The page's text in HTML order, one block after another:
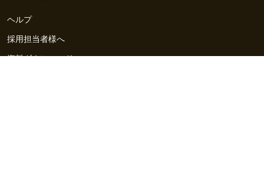
ヘルプ
採用担当者様へ
資料ダウンロード